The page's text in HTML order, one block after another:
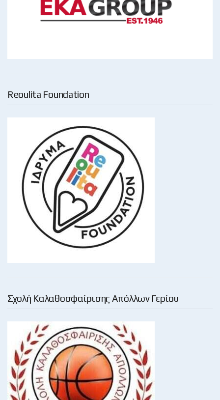
Reoulita Foundation
Σχολή Καλαθοσφαίρισης Απόλλων Γερίου